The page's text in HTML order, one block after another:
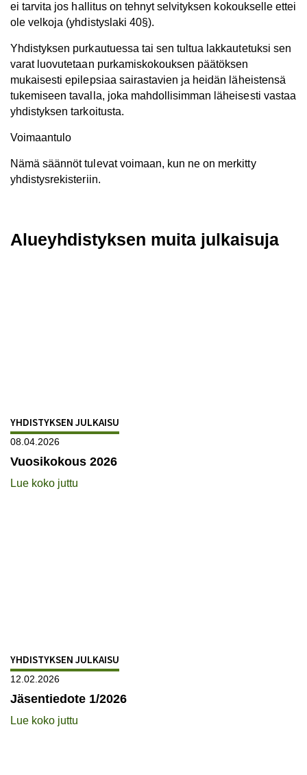
ei tarvita jos hallitus on tehnyt selvityksen kokoukselle ettei
ole velkoja (yhdistyslaki 40§).
Yhdistyksen purkautuessa tai sen tultua lakkautetuksi sen
varat luovutetaan purkamiskokouksen päätöksen
mukaisesti epilepsiaa sairastavien ja heidän läheistensä
tukemiseen tavalla, joka mahdollisimman läheisesti vastaa
yhdistyksen tarkoitusta.
Voimaantulo
Nämä säännöt tulevat voimaan, kun ne on merkitty
yhdistysrekisteriin.
Alueyhdistyksen muita julkaisuja
YHDISTYKSEN JULKAISU
08.04.2026
Vuosikokous 2026
Lue koko juttu
YHDISTYKSEN JULKAISU
12.02.2026
Jäsentiedote 1/2026
Lue koko juttu